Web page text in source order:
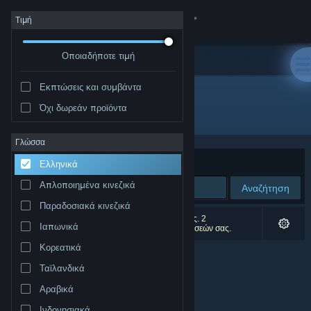
Σύνδεση
Κατάστημα
Σχετικά
Υποστήριξη
Αλλαγή γλώσσας
Προβολή ιστοσελίδας για υπολογιστές
Τιμή
Οποιαδήποτε τιμή
Εκπτώσεις και συμβάντα
Όχι δωρεάν προϊόντα
Γλώσσα
Ελληνικά
Απλοποιημένα κινεζικά
Παραδοσιακά κινεζικά
Ιαπωνικά
Κορεατικά
Ταϊλανδικά
Αραβικά
Δημιουργός: Nevercenter
Ταξινόμηση ανά
Αναζήτηση
0 αποτελέσματα ταιριάζουν με την αναζήτησή σας. 2
αποτελέσματα αποκλείστηκαν βάσει των προτιμήσεών σας.